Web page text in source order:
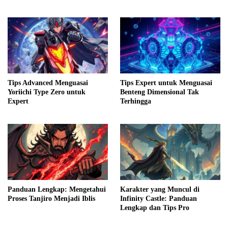
Tips Advanced Menguasai
Yoriichi Type Zero untuk
Expert
Tips Expert untuk Menguasai
Benteng Dimensional Tak
Terhingga
Panduan Lengkap: Mengetahui
Proses Tanjiro Menjadi Iblis
Karakter yang Muncul di
Infinity Castle: Panduan
Lengkap dan Tips Pro